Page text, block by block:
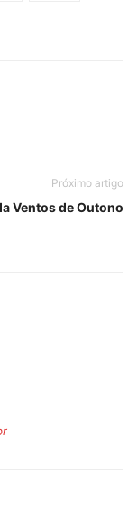
Próximo artigo
Ventos de Outono